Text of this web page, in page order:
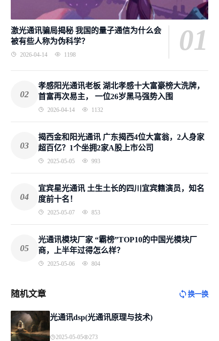
激光通讯骗局揭秘 我国的量子通信为什么会
被有些人称为伪科学？
2026-04-14 1198 01
02
孝感阳光通讯老板 湖北孝感十大富豪榜大洗牌，
首富再次易主， 一位26岁黑马强势入围
2026-04-14 1132
03
揭西金和阳光通讯 广东揭西4位大富翁，2人身家
超百亿？1个坐拥2家A股上市公司
2025-05-05 993
04
宜宾星光通讯 土生土长的四川宜宾籍演员，知名
度前十名！
2025-05-07 853
05
光通讯模块厂家 “霸榜”TOP10的中国光模块厂
商，上半年过得怎么样？
2025-05-06 804
随机文章 换一换
光通讯dsp(光通讯原理与技术)
2025-05-05 273